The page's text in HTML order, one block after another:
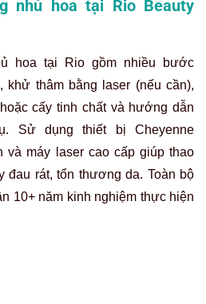
hiện đại, an toàn tại Thẩm mỹ Rio
Beauty Clinic
nghệ hữu cơ, không
mực hữu cơ Biotouch (Mỹ) hoặc